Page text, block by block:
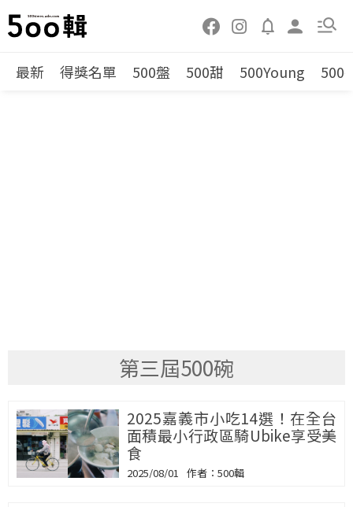
最新 得獎名單 500盤 500甜 500Young 500
第三屆500碗
2025嘉義市小吃14選！在全台
面積最小行政區騎Ubike享受美
食
2025/08/01 500輯